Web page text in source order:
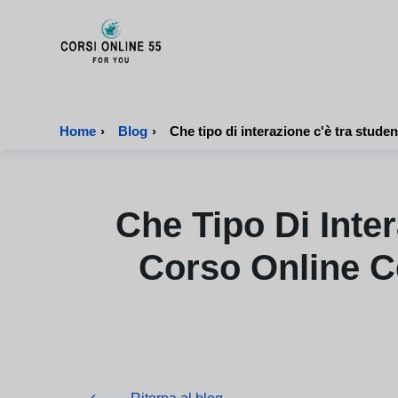
Home › Blog ›
Che Tipo Di
Corso Online